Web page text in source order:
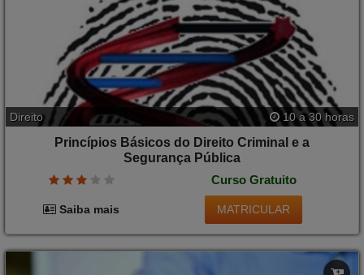
Direito 10 a 30 horas
Princípios Básicos do Direito Criminal e a
Segurança Pública
Curso Gratuito
Saiba mais MATRICULAR